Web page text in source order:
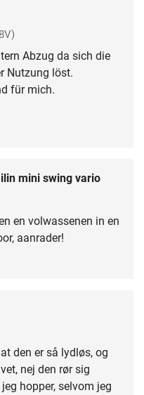
Abzug da sich die
Nutzung löst.
für mich.
mini swing vario
en volwassenen in en
aanrader!
den er så lydløs, og
nej den rør sig
hopper, selvom jeg